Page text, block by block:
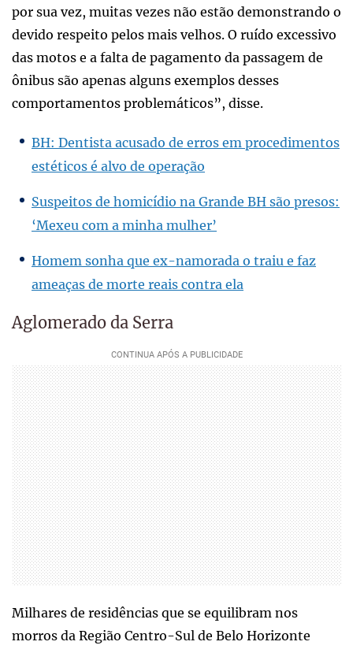
por sua vez, muitas vezes não estão demonstrando o
devido respeito pelos mais velhos. O ruído excessivo
das motos e a falta de pagamento da passagem de
ônibus são apenas alguns exemplos desses
comportamentos problemáticos”, disse.
BH: Dentista acusado de erros em procedimentos
estéticos é alvo de operação
Suspeitos de homicídio na Grande BH são presos:
‘Mexeu com a minha mulher’
Homem sonha que ex-namorada o traiu e faz
ameaças de morte reais contra ela
Aglomerado da Serra
Milhares de residências que se equilibram nos
morros da Região Centro-Sul de Belo Horizonte